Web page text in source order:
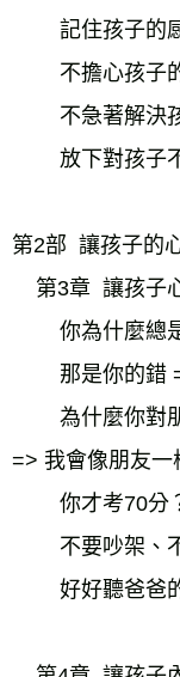
記住孩子的
不擔心孩子
不急著解決
放下對孩子
第2部  讓孩子的
第3章  讓
你為什麼總
那是你的錯
為什麼你對
=> 我會像朋友一
你才考70分
不要吵架、
好好聽爸爸